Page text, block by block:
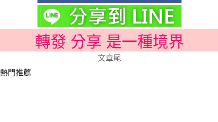
轉發 分享 是一種境界
文章尾
熱門推薦